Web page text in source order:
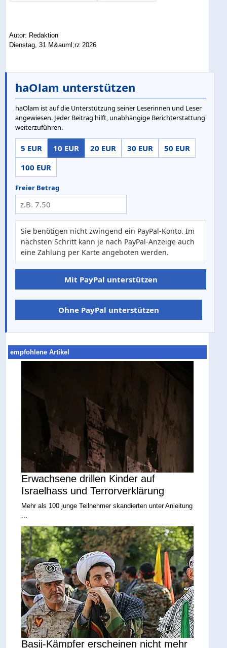
Autor: Redaktion
Dienstag, 31 M&auml;rz 2026
haOlam unterstützen
haOlam ist auf die Unterstützung seiner Leserinnen und Leser
angewiesen. Jeder Beitrag hilft, unabhängige Berichterstattung
weiterzuführen.
5 EUR 10 EUR 20 EUR 30 EUR
50 EUR
100 EUR
Freier Betrag
Sie benötigen nicht zwingend ein PayPal-Konto. Im
nächsten Schritt kann je nach PayPal-Anzeige auch
eine Zahlung per Karte angeboten werden.
Mit PayPal unterstützen
Ohne PayPal unterstützen
empfohlene Artikel
Erwachsene drillen Kinder auf
Israelhass und Terrorverklärung
Mehr als 100 junge Teilnehmer skandierten unter Anleitung
Basij-Kämpfer erscheinen nicht mehr